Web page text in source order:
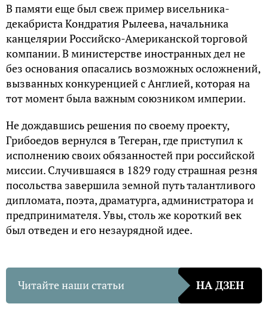
В памяти еще был свеж пример висельника-
декабриста Кондратия Рылеева, начальника
канцелярии Российско-Американской торговой
компании. В министерстве иностранных дел не
без основания опасались возможных осложнений,
вызванных конкуренцией с Англией, которая на
тот момент была важным союзником империи.
Не дождавшись решения по своему проекту,
Грибоедов вернулся в Тегеран, где приступил к
исполнению своих обязанностей при российской
миссии. Случившаяся в 1829 году страшная резня
посольства завершила земной путь талантливого
дипломата, поэта, драматурга, администратора и
предпринимателя. Увы, столь же короткий век
был отведен и его незаурядной идее.
Читайте наши статьи НА ДЗЕН